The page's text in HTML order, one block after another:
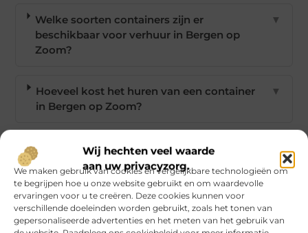
Wij hechten veel waarde
aan uw privacyzorg.
We maken gebruik van cookies en vergelijkbare technologieën om
te begrijpen hoe u onze website gebruikt en om waardevolle
ervaringen voor u te creëren. Deze cookies kunnen voor
verschillende doeleinden worden gebruikt, zoals het tonen van
gepersonaliseerde advertenties en het meten van het gebruik van
Welke soorten containers zijn er
beschikbaar voor verhuur in Bergen op
Zoom?
▼
Hoeveel kost het huren van een container
in Bergen op Zoom?
▼
Heb ik een vergunning nodig voor het
plaatsen van een container?
Hoe kan ik de ruimte in een container het
meest efficiënt benutten?
▼